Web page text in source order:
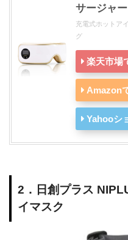
サージャー
充電式ホットア
グ
楽天市場
Amazon
Yahooシ
2．日創プラス
イマスク